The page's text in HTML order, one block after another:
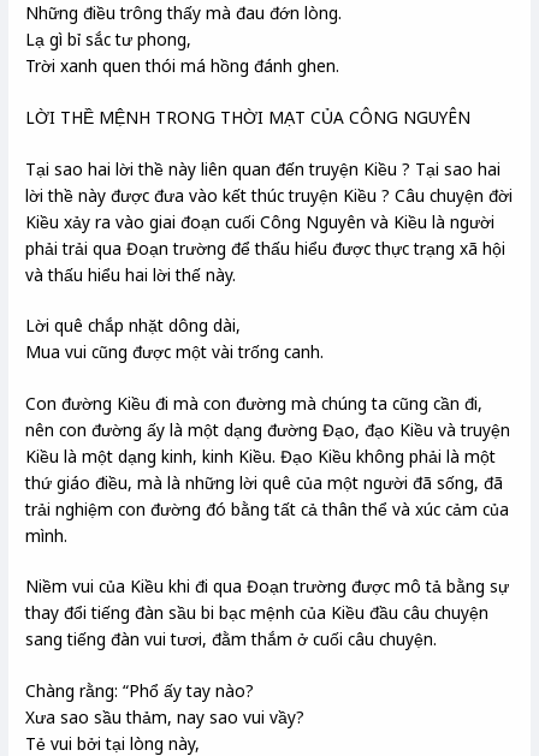
Những điều trông thấy mà đau đớn lòng.
Lạ gì bỉ sắc tư phong,
Trời xanh quen thói má hồng đánh ghen.
LỜI THỀ MỆNH TRONG THỜI MẠT CỦA CÔNG NGUYÊN
Tại sao hai lời thề này liên quan đến truyện Kiều ? Tại sao hai
lời thề này được đưa vào kết thúc truyện Kiều ? Câu chuyện đời
Kiều xảy ra vào giai đoạn cuối Công Nguyên và Kiều là người
phải trải qua Đoạn trường để thấu hiểu được thực trạng xã hội
và thấu hiểu hai lời thế này.
Lời quê chắp nhặt dông dài,
Mua vui cũng được một vài trống canh.
Con đường Kiều đi mà con đường mà chúng ta cũng cần đi,
nên con đường ấy là một dạng đường Đạo, đạo Kiều và truyện
Kiều là một dạng kinh, kinh Kiều. Đạo Kiều không phải là một
thứ giáo điều, mà là những lời quê của một người đã sống, đã
trải nghiệm con đường đó bằng tất cả thân thể và xúc cảm của
mình.
Niềm vui của Kiều khi đi qua Đoạn trường được mô tả bằng sự
thay đổi tiếng đàn sầu bi bạc mệnh của Kiều đầu câu chuyện
sang tiếng đàn vui tươi, đằm thắm ở cuối câu chuyện.
Chàng rằng: “Phổ ấy tay nào?
Xưa sao sầu thảm, nay sao vui vầy?
Tẻ vui bởi tại lòng này,